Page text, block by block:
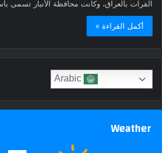
الفرات بالعراق، وكانت محافظة الأنبار تسمى
أكمل القراءة »
Weather